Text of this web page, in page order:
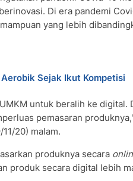
Di era pandemi
yang lebih
Sejak Ikut Kompetisi
untuk beralih ke digital.
pemasaran
20) malam.
produknya secara
produk secara digital lebih